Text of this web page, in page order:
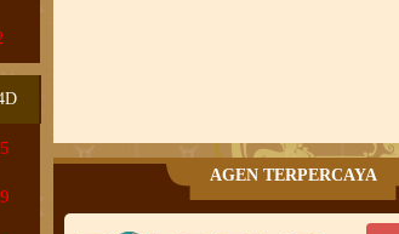
AGEN TERPERCAYA